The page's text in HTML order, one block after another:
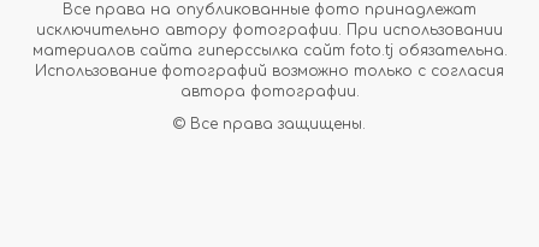
Все права на опубликованные фото принадлежат
исключительно автору фотографии. При использовании
материалов сайта гиперссылка сайт foto.tj обязательна.
Использование фотографий возможно только с согласия
автора фотографии.
© Все права защищены.